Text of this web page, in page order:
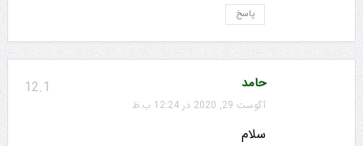
پاسخ
12.1 حامد
آگوست 29, 2020 در 12:24 ب.ظ
سلام